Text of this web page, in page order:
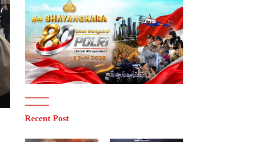
Recent Post